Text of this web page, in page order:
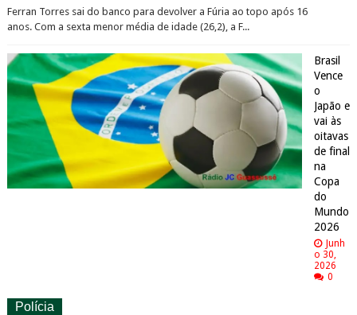
Ferran Torres sai do banco para devolver a Fúria ao topo após 16
anos. Com a sexta menor média de idade (26,2), a F...
Brasil
Vence
o
Japão e
vai às
oitavas
de final
na
Copa
do
Mundo
2026
Junh
o 30,
2026
0
Polícia